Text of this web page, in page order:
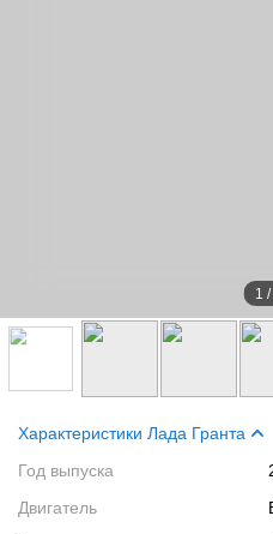
1 /
Характеристики Лада Гранта
Год выпуска
Двигатель